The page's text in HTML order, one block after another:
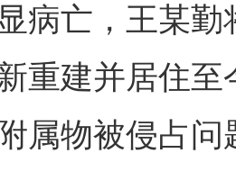
病亡，王某
重建并居住至
属物被侵占问